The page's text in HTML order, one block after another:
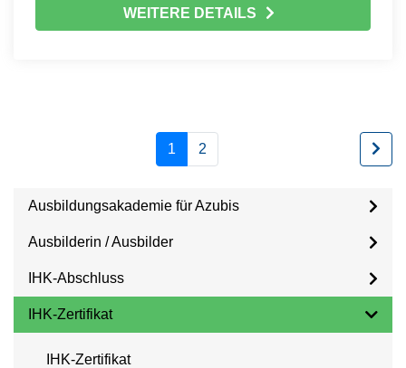
WEITERE DETAILS
1 2
Ausbildungsakademie für Azubis
Ausbilderin / Ausbilder
IHK-Abschluss
IHK-Zertifikat
IHK-Zertifikat